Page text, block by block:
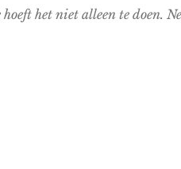
het niet alleen te doen.